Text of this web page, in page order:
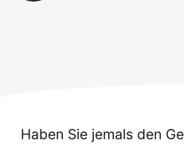
Haben Sie jemals den